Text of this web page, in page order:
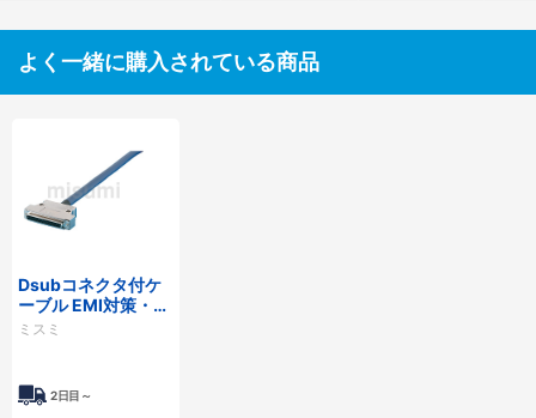
よく一緒に購入されている商品
Dsubコネクタ付ケ
ーブル EMI対策・薄
型フードタイプ
ミスミ
2日目～